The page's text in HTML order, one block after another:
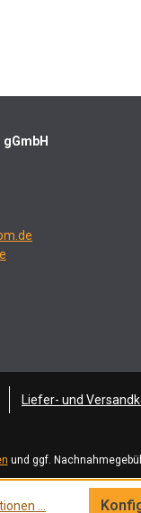
Liefer- und
und ggf.
...